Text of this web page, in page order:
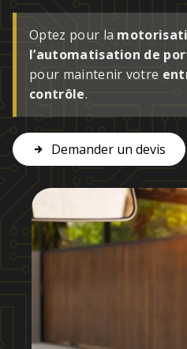
Optez pour la
l’automatisation de
pour maintenir votre
contrôle.
Demander un devis